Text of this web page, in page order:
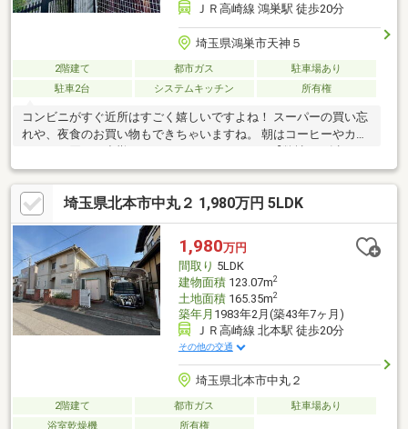
ＪＲ高崎線 鴻巣駅 徒歩20分
埼玉県鴻巣市天神５
2階建て 都市ガス
駐車場あり
駐車2台
システムキッチン 所有権
コンビニがすぐ近所はすごく嬉しいですよね！ スーパーの買い忘
れや、夜食のお買い物もできちゃいますね。 朝はコーヒーやカフ
ェラテを買って出勤してみてはいかがですか？【弊社では以下の
５つをお客様にお約束いたします】1.物件の善し悪しは全て正直
にお話しします。2.無理な売り込みや契約の催促、突然の訪問
等、しつこい営業は一切行いません。3.契約したら終わりではな
くお引き渡し後、お引越し後もお客様のパートナーであること。
4.ウソやおとり広告は一切使いません。(データ更新は迅速に行い
ます。）5.お客様の個人情報は細心の注意を払って取り扱いしま
す。
埼玉県北本市中丸２ 1,980万円 5LDK
1,980万円
間取り 5LDK
建物面積123.07m2
土地面積165.35m2
築年月 1983年2月(築43年7ヶ月)
ＪＲ高崎線 北本駅 徒歩20分
その他の交通
埼玉県北本市中丸２
2階建て 都市ガス
駐車場あり
浴室乾燥機
所有権